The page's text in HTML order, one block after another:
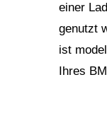
einer
genutzt
ist
Ihres